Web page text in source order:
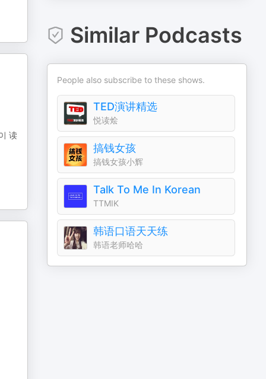
读
Similar Podcasts
People also subscribe to these shows.
TED演讲精选
悦读烩
搞钱女孩
搞钱女孩小辉
Talk To Me In Korean
TTMIK
韩语口语天天练
韩语老师哈哈